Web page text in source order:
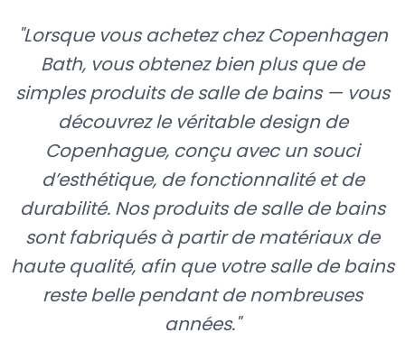
ACHETEZ ICI
"Lorsque vous achetez chez Copenhagen
Bath, vous obtenez bien plus que de
simples produits de salle de bains — vous
découvrez le véritable design de
Copenhague, conçu avec un souci
d’esthétique, de fonctionnalité et de
durabilité. Nos produits de salle de bains
sont fabriqués à partir de matériaux de
haute qualité, afin que votre salle de bains
reste belle pendant de nombreuses
années."